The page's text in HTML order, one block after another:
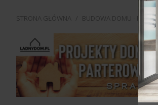
STRONA GŁÓWNA BUDOWA DOMU - PORADY